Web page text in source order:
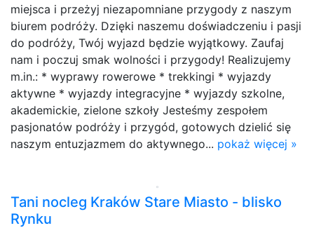
miejsca i przeżyj niezapomniane przygody z naszym
biurem podróży. Dzięki naszemu doświadczeniu i pasji
do podróży, Twój wyjazd będzie wyjątkowy. Zaufaj
nam i poczuj smak wolności i przygody! Realizujemy
m.in.: * wyprawy rowerowe * trekkingi * wyjazdy
aktywne * wyjazdy integracyjne * wyjazdy szkolne,
akademickie, zielone szkoły Jesteśmy zespołem
pasjonatów podróży i przygód, gotowych dzielić się
naszym entuzjazmem do aktywnego... pokaż więcej »
Tani nocleg Kraków Stare Miasto - blisko
Rynku